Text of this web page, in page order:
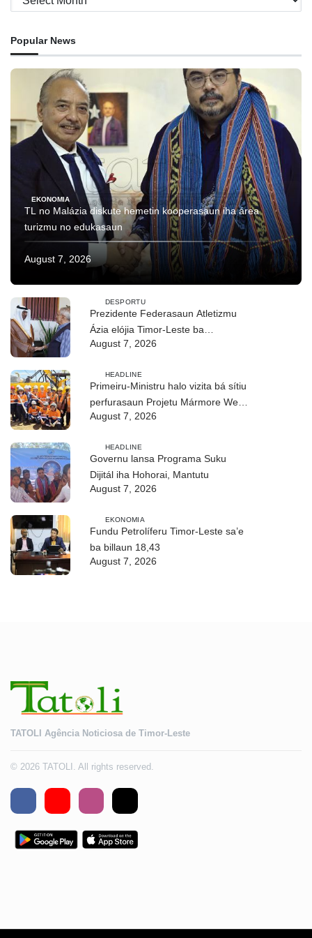
Popular News
EKONOMIA
TL no Malázia diskute hemetin kooperasaun iha área
turizmu no edukasaun
August 7, 2026
DESPORTU
Prezidente Federasaun Atletizmu
Ázia elójia Timor-Leste ba
realizasaun DIM 2026
August 7, 2026
HEADLINE
Primeiru-Ministru halo vizita bá sítiu
perfurasaun Projetu Mármore We-
uah iha Ilimanu
August 7, 2026
HEADLINE
Governu lansa Programa Suku
Dijitál iha Hohorai, Mantutu
August 7, 2026
EKONOMIA
Fundu Petrolíferu Timor-Leste sa’e
ba billaun 18,43
August 7, 2026
TATOLI Agência Noticiosa de Timor-Leste
© 2026 TATOLI. All rights reserved.